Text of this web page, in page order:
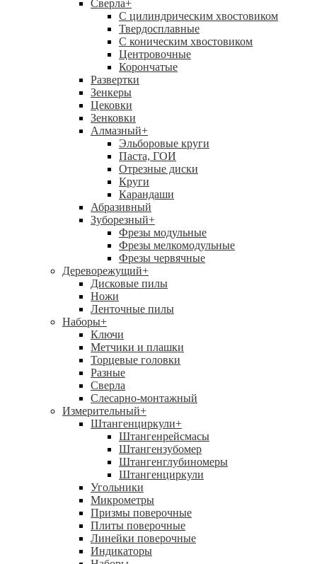
Сверла+
С цилиндрическим хвостовиком
Твердосплавные
С коническим хвостовиком
Центровочные
Корончатые
Развертки
Зенкеры
Цековки
Зенковки
Алмазный+
Эльборовые круги
Паста, ГОИ
Отрезные диски
Круги
Карандаши
Абразивный
Зуборезный+
Фрезы модульные
Фрезы мелкомодульные
Фрезы червячные
Дереворежущий+
Дисковые пилы
Ножи
Ленточные пилы
Наборы+
Ключи
Метчики и плашки
Торцевые головки
Разные
Сверла
Слесарно-монтажный
Измерительный+
Штангенциркули+
Штангенрейсмасы
Штангензубомер
Штангенглубиномеры
Штангенциркули
Угольники
Микрометры
Призмы поверочные
Плиты поверочные
Линейки поверочные
Индикаторы